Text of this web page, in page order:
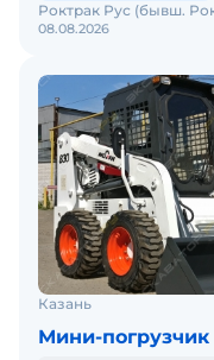
08.08.2026
Роктрак Рус (бывш.
Казань
Мини-